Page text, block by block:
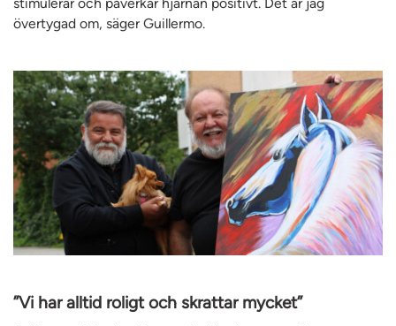
övertygad om, säger Guillermo.
”Vi har alltid roligt och skrattar mycket”